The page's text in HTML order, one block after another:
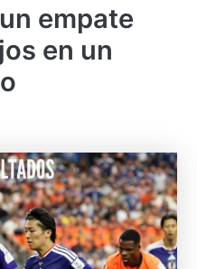
empate
en un